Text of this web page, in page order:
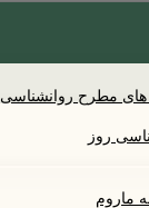
مطرح روانشناسی
روز
ماروم